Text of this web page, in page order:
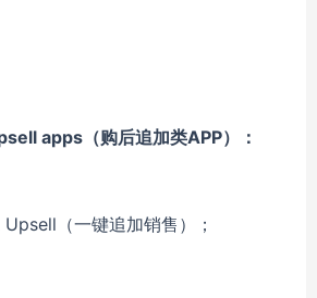
apps（购后追加类APP）：
（一键追加销售）；